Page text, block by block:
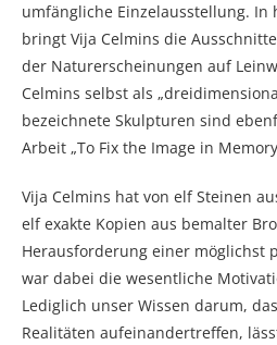
umfängliche Einzelausstellung.
bringt Vija Celmins die
der Naturerscheinungen auf
Celmins selbst als
bezeichnete Skulpturen sind
Arbeit „To Fix the Image in Memory
Vija Celmins hat von elf Steinen
elf exakte Kopien aus bemalter
Herausforderung einer möglichst
war dabei die wesentliche
Lediglich unser Wissen darum,
Realitäten aufeinandertreffen,